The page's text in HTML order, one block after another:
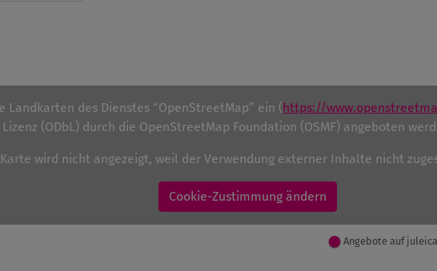
des Dienstes “OpenStreetMap” ein ( https://
(ODbL) durch die OpenStreetMap Foundation (OSMF) angeboten
Karte wird nicht angezeigt, weil der Verwendung externer Inhalte nicht
Cookie-Zustimmung ändern
Angebote auf